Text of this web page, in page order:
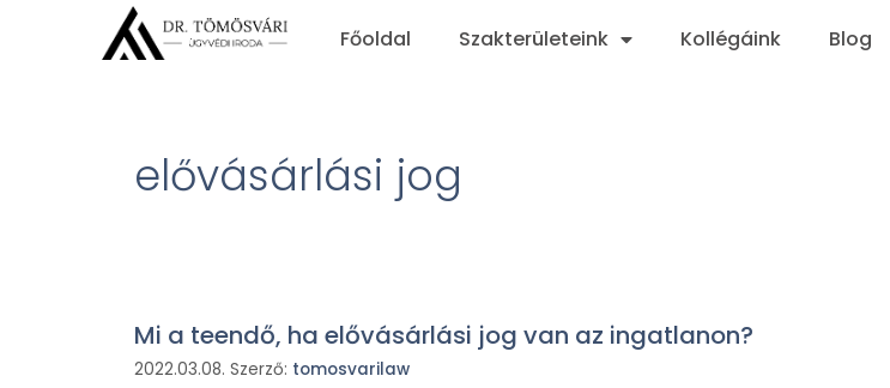
Főoldal Szakterületeink Kollégáink Blog
elővásárlási jog
Mi a teendő, ha elővásárlási jog van az ingatlanon?
2022.03.08. Szerző: tomosvarilaw